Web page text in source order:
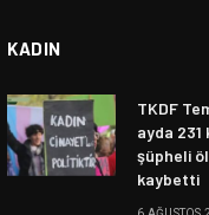
KADIN
TKDF
ayda 231
şüpheli
kaybetti